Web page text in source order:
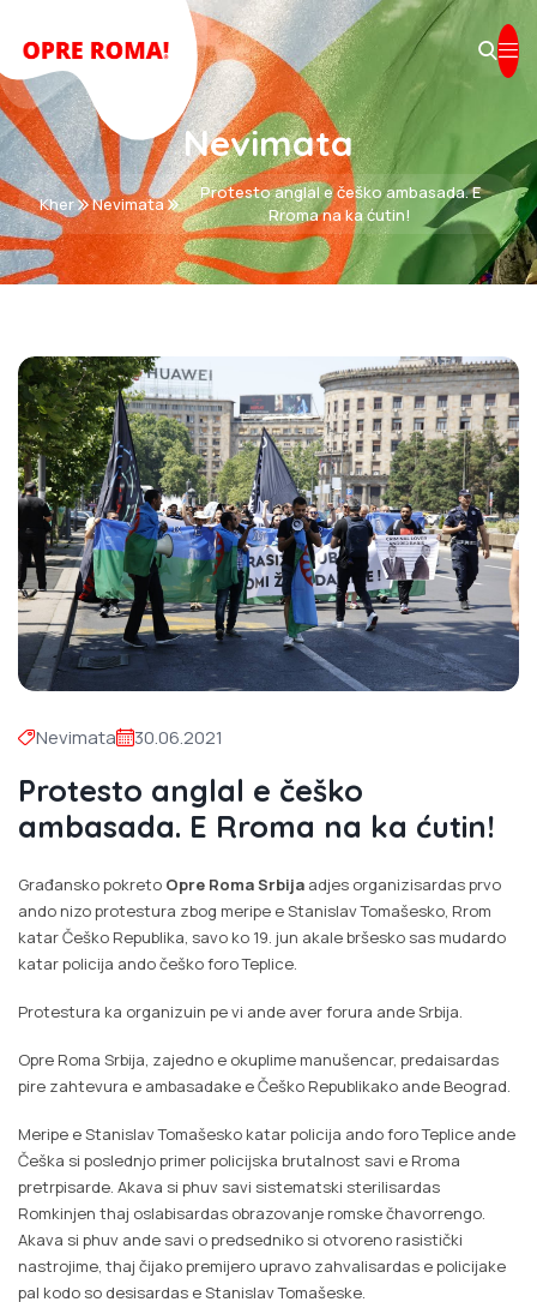
Nevimata
Kher Nevimata
Protesto anglal e češko ambasada. E
Rroma na ka ćutin!
Nevimata 30.06.2021
Protesto anglal e češko
ambasada. E Rroma na ka ćutin!
Građansko pokreto Opre Roma Srbija adjes organizisardas prvo
ando nizo protestura zbog meripe e Stanislav Tomašesko, Rrom
katar Češko Republika, savo ko 19. jun akale bršesko sas mudardo
katar policija ando češko foro Teplice.
Protestura ka organizuin pe vi ande aver forura ande Srbija.
Opre Roma Srbija, zajedno e okuplime manušencar, predaisardas
pire zahtevura e ambasadake e Češko Republikako ande Beograd.
Meripe e Stanislav Tomašesko katar policija ando foro Teplice ande
Češka si poslednjo primer policijska brutalnost savi e Rroma
pretrpisarde. Akava si phuv savi sistematski sterilisardas
Romkinjen thaj oslabisardas obrazovanje romske čhavorrengo.
Akava si phuv ande savi o predsedniko si otvoreno rasistički
nastrojime, thaj čijako premijero upravo zahvalisardas e policijake
pal kodo so desisardas e Stanislav Tomašeske.